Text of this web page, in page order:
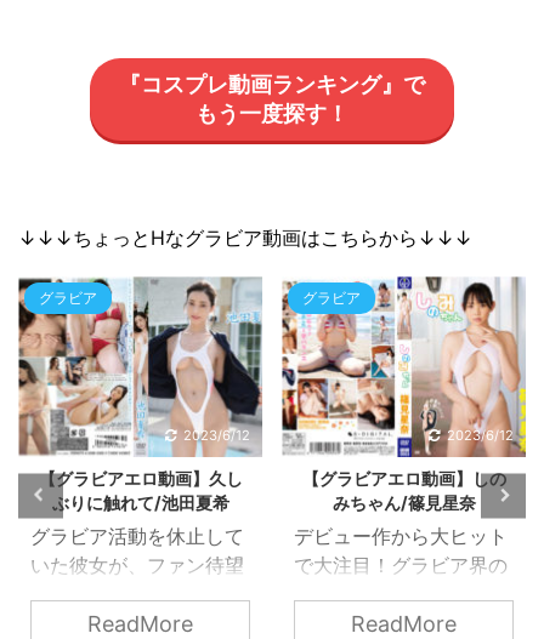
『コスプレ動画ランキング』で
もう一度探す！
↓↓↓ちょっとHなグラビア動画はこちらから↓↓↓
グラビア
2023/6/12
【グラビアエロ動画】久し
ぶりに触れて/池田夏希
グラビア活動を休止して
いた彼女が、ファン待望
のグラビアイメージをリ
リース！ReadMore
グラビア
2023/6/12
【グラビアエロ動画】しの
みちゃん/篠見星奈
デビュー作から大ヒット
で大注目！グラビア界の
超新星、色白Gカップの
篠見星奈ちゃんがエスデ
ReadMore